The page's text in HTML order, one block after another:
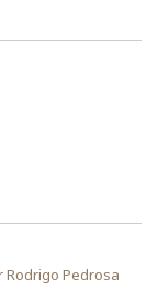
Rodrigo Pedrosa